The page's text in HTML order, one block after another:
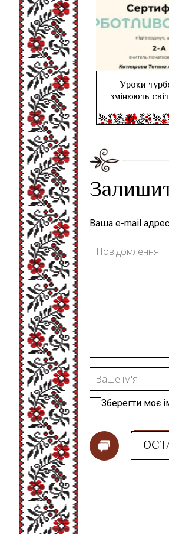
Уроки
змінюють
Ваша e-mail
Зберегти моє